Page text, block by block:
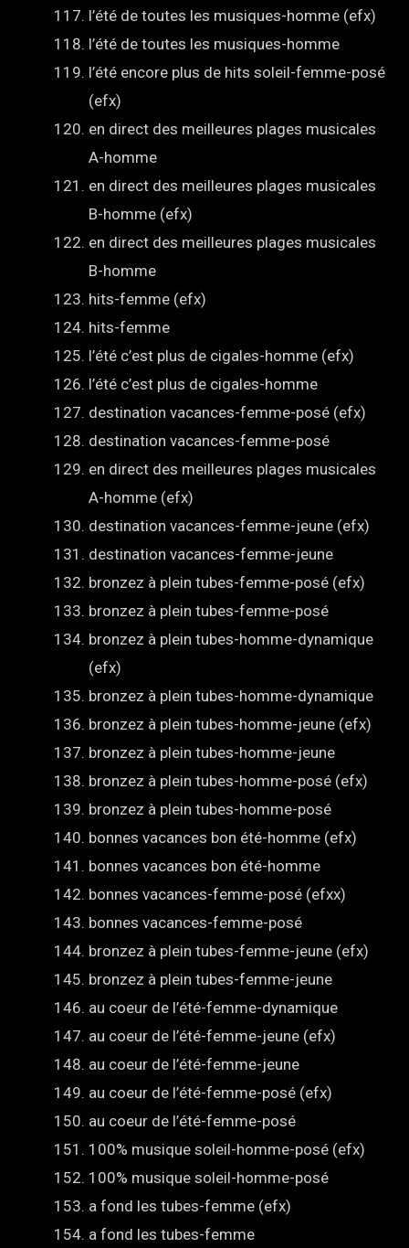
l’été de toutes les musiques-homme (efx)
l’été de toutes les musiques-homme
l’été encore plus de hits soleil-femme-posé
(efx)
en direct des meilleures plages musicales
A-homme
en direct des meilleures plages musicales
B-homme (efx)
en direct des meilleures plages musicales
B-homme
hits-femme (efx)
hits-femme
l’été c’est plus de cigales-homme (efx)
l’été c’est plus de cigales-homme
destination vacances-femme-posé (efx)
destination vacances-femme-posé
en direct des meilleures plages musicales
A-homme (efx)
destination vacances-femme-jeune (efx)
destination vacances-femme-jeune
bronzez à plein tubes-femme-posé (efx)
bronzez à plein tubes-femme-posé
bronzez à plein tubes-homme-dynamique
(efx)
bronzez à plein tubes-homme-dynamique
bronzez à plein tubes-homme-jeune (efx)
bronzez à plein tubes-homme-jeune
bronzez à plein tubes-homme-posé (efx)
bronzez à plein tubes-homme-posé
bonnes vacances bon été-homme (efx)
bonnes vacances bon été-homme
bonnes vacances-femme-posé (efxx)
bonnes vacances-femme-posé
bronzez à plein tubes-femme-jeune (efx)
bronzez à plein tubes-femme-jeune
au coeur de l’été-femme-dynamique
au coeur de l’été-femme-jeune (efx)
au coeur de l’été-femme-jeune
au coeur de l’été-femme-posé (efx)
au coeur de l’été-femme-posé
100% musique soleil-homme-posé (efx)
100% musique soleil-homme-posé
a fond les tubes-femme (efx)
a fond les tubes-femme